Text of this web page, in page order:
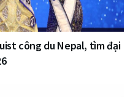
công du Nepal, tìm đại